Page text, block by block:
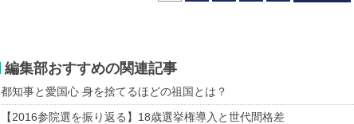
編集部おすすめの関連記事
都知事と愛国心 身を捨てるほどの祖国とは？
【2016参院選を振り返る】18歳選挙権導入と世代間格差